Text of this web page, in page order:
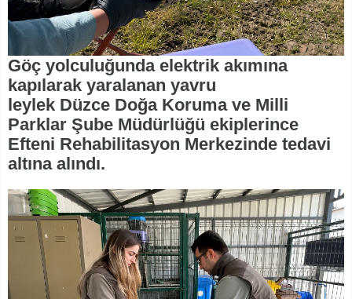
Göç yolculuğunda elektrik akımına
kapılarak yaralanan yavru
leylek Düzce Doğa Koruma ve Milli
Parklar Şube Müdürlüğü ekiplerince
Efteni Rehabilitasyon Merkezinde tedavi
altına alındı.